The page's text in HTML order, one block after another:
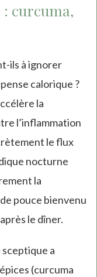
curcuma,
ils à ignorer
calorique ?
la
l’inflammation
le flux
nocturne
la
pouce bienvenu
le dîner.
a
(curcuma